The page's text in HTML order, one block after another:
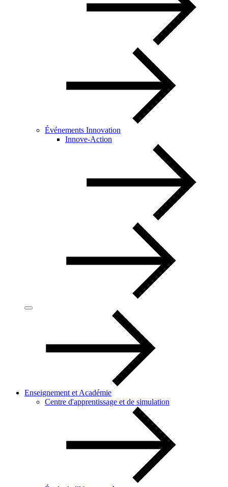
Événements Innovation
Innove-Action
Enseignement et Académie
Centre d'apprentissage et de simulation